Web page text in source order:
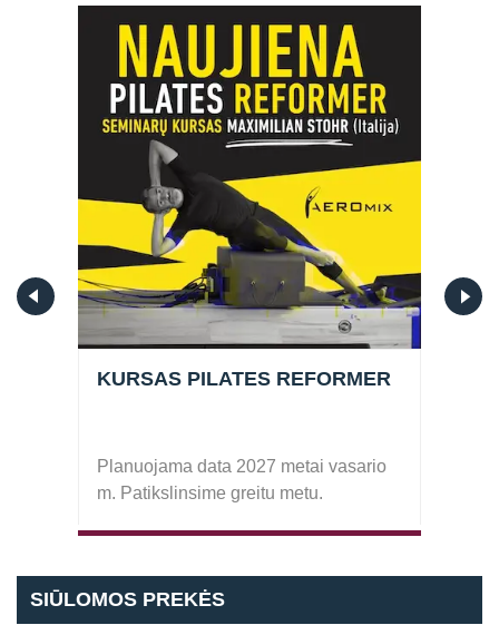
KURSAS PILATES REFORMER
Planuojama data 2027 metai vasario
m. Patikslinsime greitu metu.
SIŪLOMOS PREKĖS